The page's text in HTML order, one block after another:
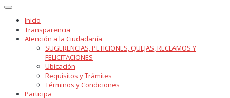
Inicio
Transparencia
Atención a la Ciudadanía
SUGERENCIAS, PETICIONES, QUEJAS, RECLAMOS Y
FELICITACIONES
Ubicación
Requisitos y Trámites
Términos y Condiciones
Participa